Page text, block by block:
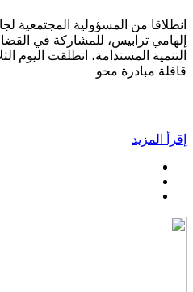
انطلاقا من المسؤولية المجتمعية
إلهامي ترابيس، للمشاركة في
قافلة مبادرة محو
إقرأ المزيد